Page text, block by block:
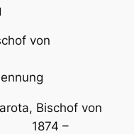
von
Bischof von
–